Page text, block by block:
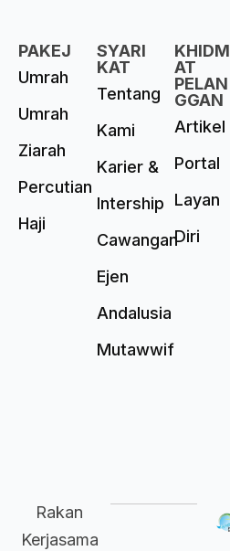
PAKEJ
Umrah
Umrah
Ziarah
Percutian
Haji
SYARI
KAT
Tentang
Kami
Karier &
Intership
Cawangan
Ejen
Andalusia
Mutawwif
KHIDM
AT
PELAN
GGAN
Artikel
Portal
Layan
Diri
Rakan
Kerjasama